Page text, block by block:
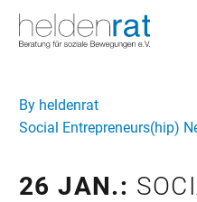
By heldenrat
Social Entrepreneurs(hip)
26 JAN.: